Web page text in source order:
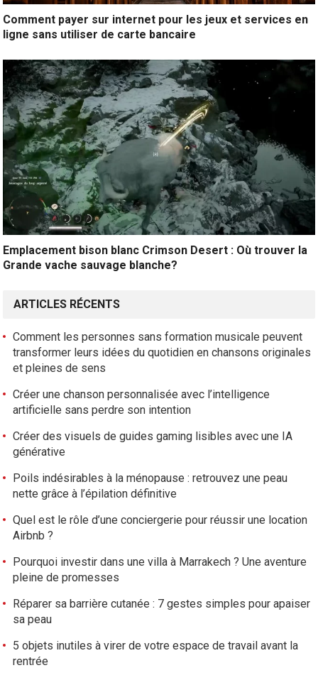
Comment payer sur internet pour les jeux et services en
ligne sans utiliser de carte bancaire
Emplacement bison blanc Crimson Desert : Où trouver la
Grande vache sauvage blanche?
ARTICLES RÉCENTS
Comment les personnes sans formation musicale peuvent
transformer leurs idées du quotidien en chansons originales
et pleines de sens
Créer une chanson personnalisée avec l’intelligence
artificielle sans perdre son intention
Créer des visuels de guides gaming lisibles avec une IA
générative
Poils indésirables à la ménopause : retrouvez une peau
nette grâce à l’épilation définitive
Quel est le rôle d’une conciergerie pour réussir une location
Airbnb ?
Pourquoi investir dans une villa à Marrakech ? Une aventure
pleine de promesses
Réparer sa barrière cutanée : 7 gestes simples pour apaiser
sa peau
5 objets inutiles à virer de votre espace de travail avant la
rentrée